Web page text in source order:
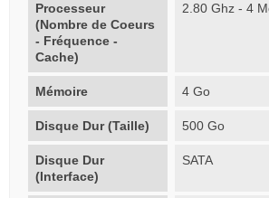
Processeur
(Nombre de Coeurs
- Fréquence -
Cache)
2.80 Ghz - 4
Mémoire 4 Go
Disque Dur (Taille) 500 Go
Disque Dur
(Interface)
SATA